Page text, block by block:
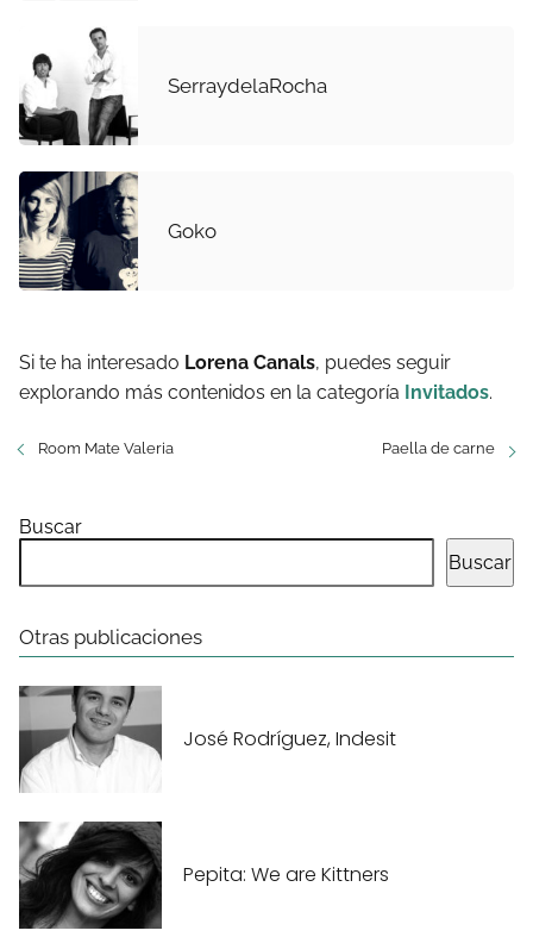
SerraydelaRocha
Goko
Si te ha interesado Lorena Canals, puedes seguir
explorando más contenidos en la categoría Invitados.
Room Mate Valeria Paella de carne
Buscar
Buscar
Otras publicaciones
José Rodríguez, Indesit
Pepita: We are Kittners